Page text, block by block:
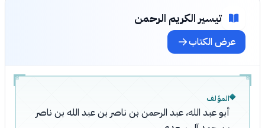
تيسير الكريم الرحمن
عرض الكتاب
المؤلف
أبو عبد الله، عبد الرحمن بن ناصر بن عبد الله بن ناصر